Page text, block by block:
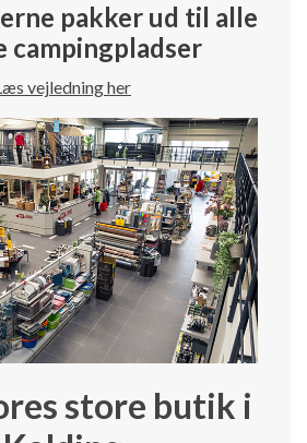
pakker ud til alle
campingpladser
vejledning her
store butik i